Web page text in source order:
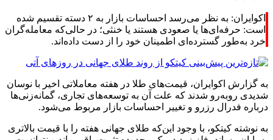
اکوایران: به نظر می‌رسد احساسات بازار به ۲ دسته تقسیم شده
است: حرفه‌ای‌ها یا صعودی هستند یا خنثی؛ در حالی‌که معامله‌گران
خرد به‌طور گسترده‌ای اطمینان خود را از دست داده‌اند.
به گزارش اکوایران، قیمت‌های طلا در هفته معاملاتی اخیر با نوسان
شدیدی روبه‌رو شدند که علت آن به توسعه‌های تجاری، گمانه‌زنی‌ها
درباره فدرال رزرو و تغییر احساسات بازار مربوط می‌شود.
به نوشته کیتکو، با وجود این‌که طلای جهانی هفته را با قیمت بالاتری